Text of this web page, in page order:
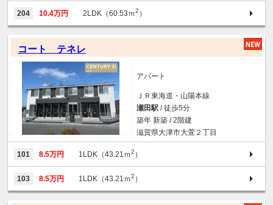
204 10.4万円 2LDK（60.53ｍ2 ）
コート テネレ
アパート
ＪＲ東海道・山陽本線
瀬田駅 / 徒歩5分
築年 新築 / 2階建
滋賀県大津市大萱２丁目
101 8.5万円 1LDK（43.21ｍ2 ）
103 8.5万円 1LDK（43.21ｍ2 ）